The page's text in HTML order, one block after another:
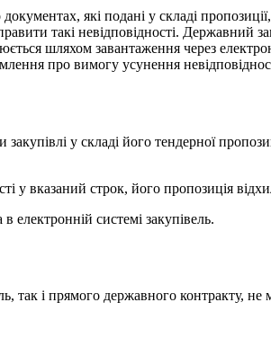
які подані у складі
такі невідповідності. Державний
шляхом завантаження через
про вимогу усунення
у складі його тендерної
у вказаний строк, його пропозиція
електронній системі закупівель.
так і прямого державного контракту,